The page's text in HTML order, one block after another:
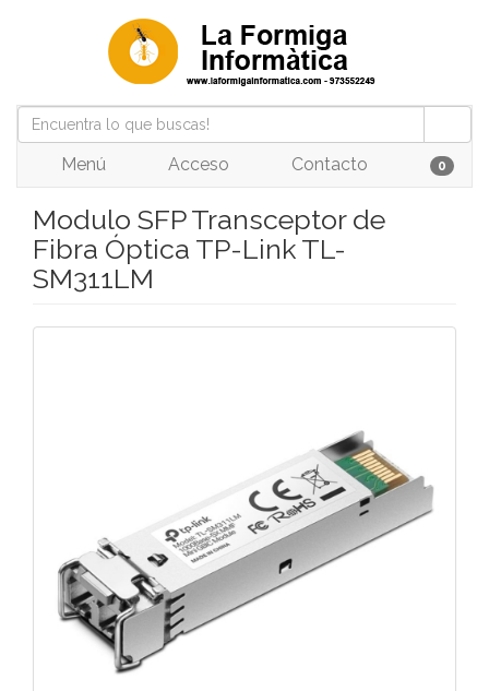
Menú Acceso Contacto 0
Modulo SFP Transceptor de
Fibra Óptica TP-Link TL-
SM311LM